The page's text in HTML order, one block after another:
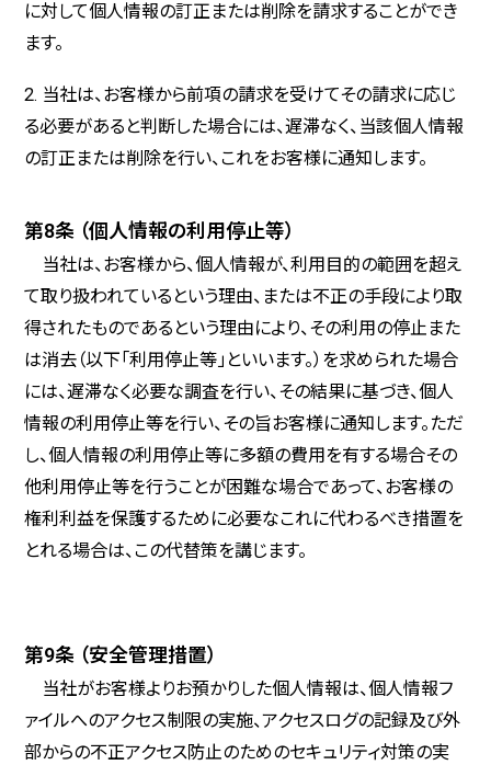
に対して個人情報の訂正または削除を請求することができ
ます。
2. 当社は、お客様から前項の請求を受けてその請求に応じ
る必要があると判断した場合には、遅滞なく、当該個人情報
の訂正または削除を行い、これをお客様に通知します。
第8条 （個人情報の利用停止等）
当社は、お客様から、個人情報が、利用目的の範囲を超え
て取り扱われているという理由、または不正の手段により取
得されたものであるという理由により、その利用の停止また
は消去（以下「利用停止等」といいます。）を求められた場合
には、遅滞なく必要な調査を行い、その結果に基づき、個人
情報の利用停止等を行い、その旨お客様に通知します。ただ
し、個人情報の利用停止等に多額の費用を有する場合その
他利用停止等を行うことが困難な場合であって、お客様の
権利利益を保護するために必要なこれに代わるべき措置を
とれる場合は、この代替策を講じます。
第9条 （安全管理措置）
当社がお客様よりお預かりした個人情報は、個人情報フ
ァイルへのアクセス制限の実施、アクセスログの記録及び外
部からの不正アクセス防止のためのセキュリティ対策の実